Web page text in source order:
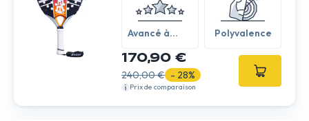
Avancé à
Polyvalence
170,90 €
240,00 € - 28%
Prix de comparaison